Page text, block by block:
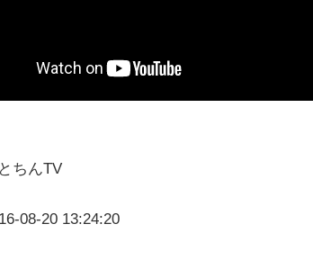
ちんTV
08-20 13:24:20